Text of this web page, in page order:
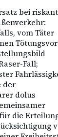
bei
vom Täter
Fall;
der
dolus
die